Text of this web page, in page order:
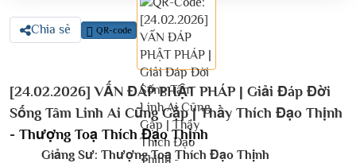
Chia sẻ QR-code
[24.02.2026] VẤN ĐÁP PHẬT PHÁP | Giải Đáp Đời
Sống Tâm Linh Ai Cũng Gặp | Thầy Thích Đạo Thịnh
- Thượng Toạ Thích Đạo Thịnh
Giảng Sư: Thượng Toạ Thích Đạo Thịnh